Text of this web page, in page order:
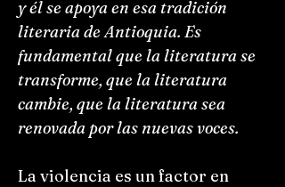
y él se apoya en esa tradición
literaria de Antioquia. Es
fundamental que la literatura se
transforme, que la literatura
cambie, que la literatura sea
renovada por las nuevas voces.
La violencia es un factor en